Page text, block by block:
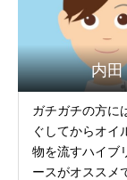
内田
ガチガチの方に
ぐしてからオイ
物を流すハイブ
ースがオススメ